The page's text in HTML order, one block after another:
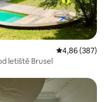
Průměrné
4,86 (387)
letiště Brusel